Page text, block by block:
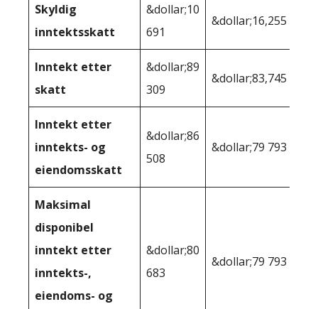
Skyldig
inntektsskatt
&dollar;10
691
&dollar;16,255
Inntekt etter
skatt
&dollar;89
309
&dollar;83,745
Inntekt etter
inntekts- og
eiendomsskatt
&dollar;86
508
&dollar;79 793
Maksimal
disponibel
inntekt etter
inntekts-,
eiendoms- og
&dollar;80
683
&dollar;79 793